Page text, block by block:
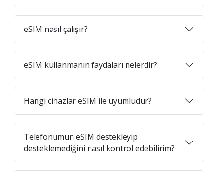
eSIM nasıl çalışır?
eSIM kullanmanın faydaları nelerdir?
Hangi cihazlar eSIM ile uyumludur?
Telefonumun eSIM destekleyip
desteklemediğini nasıl kontrol edebilirim?